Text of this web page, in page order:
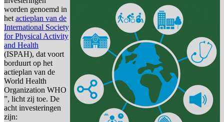
worden genoemd in
hetactieplan van de
International Society
for Physical Activity
and Health
(ISPAH), dat voort
borduurt op het
actieplan van de
World Health
Organization WHO
”, licht zij toe. De
acht investeringen
zijn: